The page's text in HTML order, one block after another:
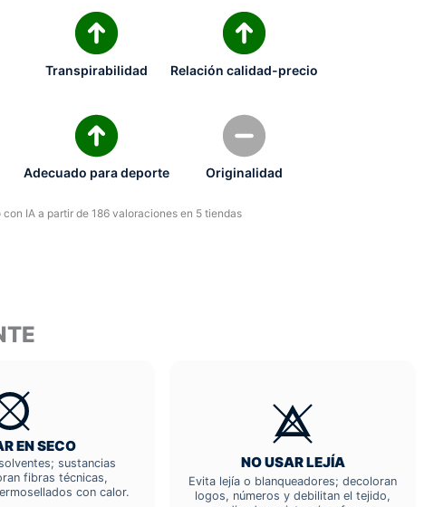
Transpirabilidad Relación calidad-precio
Adecuado para deporte Originalidad
con IA a partir de 186 valoraciones en 5 tiendas
EN SECO
sustancias
fibras técnicas,
con calor.
NO USAR LEJÍA
Evita lejía o blanqueadores; decoloran
logos, números y debilitan el tejido,